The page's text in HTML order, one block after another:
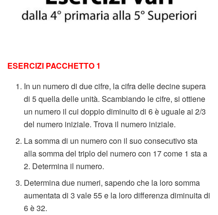
ESERCIZI PACCHETTO 1
In un numero di due cifre, la cifra delle decine supera
di 5 quella delle unità. Scambiando le cifre, si ottiene
un numero il cui doppio diminuito di 6 è uguale ai 2/3
del numero iniziale. Trova il numero iniziale.
La somma di un numero con il suo consecutivo sta
alla somma del triplo del numero con 17 come 1 sta a
2. Determina il numero.
Determina due numeri, sapendo che la loro somma
aumentata di 3 vale 55 e la loro differenza diminuita di
6 è 32.